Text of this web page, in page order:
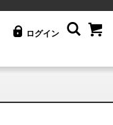
ログイン